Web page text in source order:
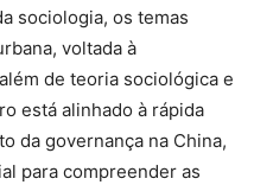
sociologia, os temas
voltada à
de teoria sociológica e
está alinhado à rápida
da governança na China,
para compreender as